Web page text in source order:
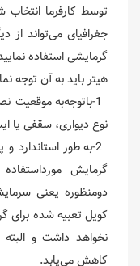
توسط کارفرما
جغرافیای می‌تواند از
گرمایشی استفاده
هیتر باید به آن توجه
1-باتوجه‌به موقعیت
نوع دیواری، سقفی یا
2-به طور
گرمایش
دومنظوره یعنی
کویل تعبیه شده برای
نخواهد داشت و
کاهش می‌یابد.